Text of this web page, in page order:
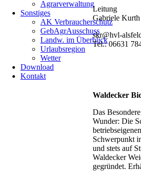
Agrarverwaltung
Sonstiges
AK Verbraucherschutz
GebAgrAusschuss
Landw. im Überblick
Urlaubsregion
Wetter
Download
Kontakt
Tel.:
Waldecker
Das
Wunder: Die
Schwerpunkt
und stets auf
Waldecker
gegründet.